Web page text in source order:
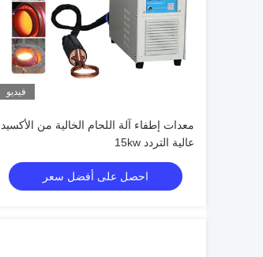
فيديو
معدات إطفاء آلة اللحام الخالية من الأكسيد
عالية التردد 15kw
احصل على أفضل سعر